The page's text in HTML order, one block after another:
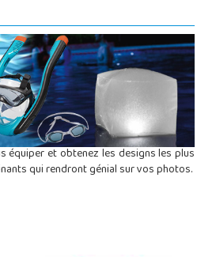
équiper et obtenez les designs les plus
qui rendront génial sur vos photos.